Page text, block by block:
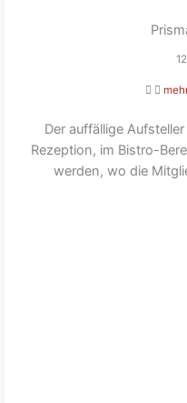
Der auffällige
Rezeption, im Bistro-
werden, wo die